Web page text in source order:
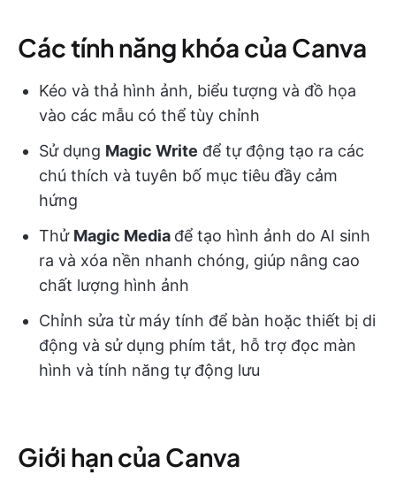
Các tính năng khóa của Canva
Kéo và thả hình ảnh, biểu tượng và đồ họa
vào các mẫu có thể tùy chỉnh
Sử dụng Magic Write để tự động tạo ra các
chú thích và tuyên bố mục tiêu đầy cảm
hứng
Thử Magic Media để tạo hình ảnh do AI sinh
ra và xóa nền nhanh chóng, giúp nâng cao
chất lượng hình ảnh
Chỉnh sửa từ máy tính để bàn hoặc thiết bị di
động và sử dụng phím tắt, hỗ trợ đọc màn
hình và tính năng tự động lưu
Giới hạn của Canva